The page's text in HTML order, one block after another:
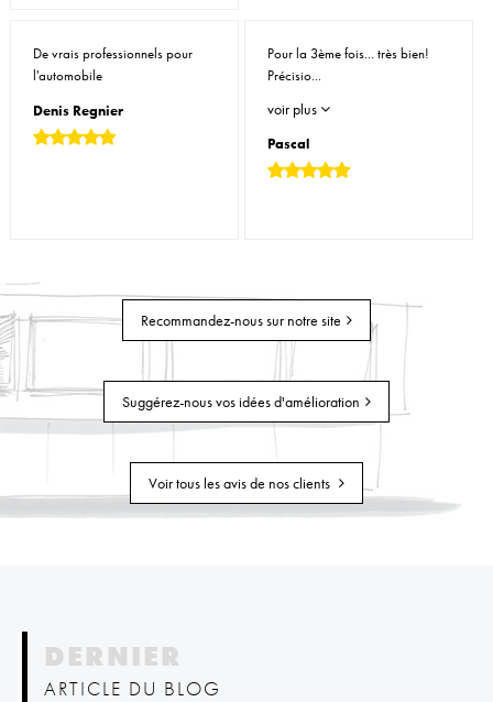
De vrais professionnels pour
l'automobile
Denis Regnier
Pour la 3ème fois... très bien!
Précisio...
voir plus
Pascal
Recommandez-nous sur notre site
Suggérez-nous vos idées d'amélioration
Voir tous les avis de nos clients
DERNIER
ARTICLE DU BLOG